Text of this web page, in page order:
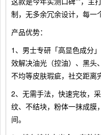
制，无多余冗余设计，每一
产品优势：
1、男士专研「高显色成分
效解决油光（控油）、黑头
不均等皮肤瑕疵，社交距离
2、无需手法，快速完妆，
纹、不结块，粉体一抹成膜
间。